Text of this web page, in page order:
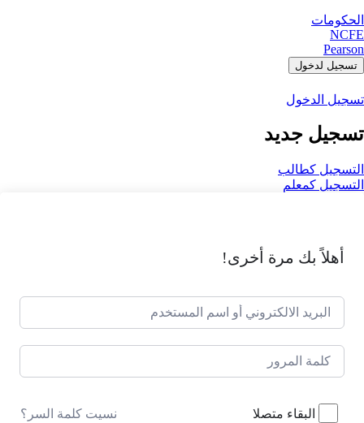
الحكومات
NCFE
Pearson
تسجيل لدخول
تسجيل الدخول
تسجيل جديد
التسجيل كطالب
التسجيل كمعلم
أهلاً بك مرة أخرى!
البقاء متصلا نسيت كلمة السر؟